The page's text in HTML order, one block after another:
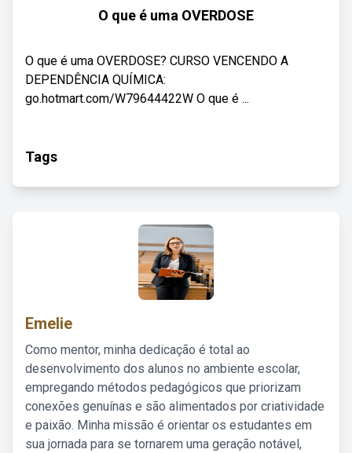
O que é uma OVERDOSE
O que é uma OVERDOSE? CURSO VENCENDO A
DEPENDÊNCIA QUÍMICA:
go.hotmart.com/W79644422W O que é ...
Tags
Emelie
Como mentor, minha dedicação é total ao
desenvolvimento dos alunos no ambiente escolar,
empregando métodos pedagógicos que priorizam
conexões genuínas e são alimentados por criatividade
e paixão. Minha missão é orientar os estudantes em
sua jornada para se tornarem uma geração notável,